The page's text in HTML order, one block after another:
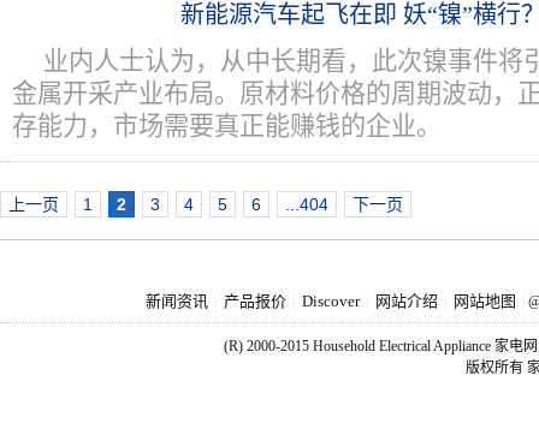
新能源汽车起飞在即 妖“镍”横行
业内人士认为，从中长期看，此次镍事件将
金属开采产业布局。原材料价格的周期波动，
存能力，市场需要真正能赚钱的企业。
上一页 1 2 3 4 5 6 ...404 下一页
新闻资讯 产品报价 Discover 网站介绍 网站地图
(R) 2000-2015 Household Electrical Appliance 家电
版权所有